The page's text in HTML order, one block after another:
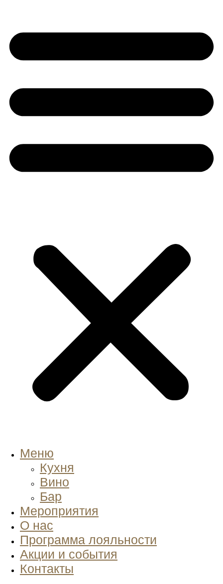
Меню
Кухня
Вино
Бар
Мероприятия
О нас
Программа лояльности
Акции и события
Контакты